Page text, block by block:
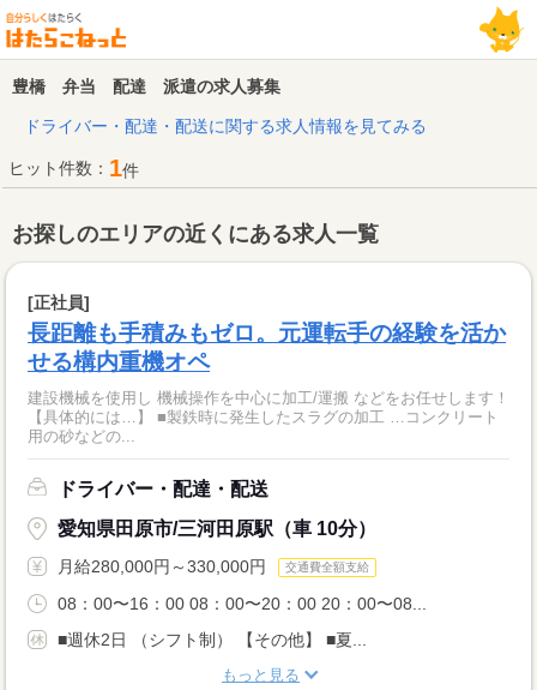
豊橋 弁当 配達 派遣の求人募集
ドライバー・配達・配送に関する求人情報を見てみる
ヒット件数： 1件
お探しのエリアの近くにある求人一覧
[正社員]
長距離も手積みもゼロ。元運転手の経験を活か
せる構内重機オペ
建設機械を使用し 機械操作を中心に加工/運搬 などをお任せします！
【具体的には…】 ■製鉄時に発生したスラグの加工 …コンクリート
用の砂などの...
ドライバー・配達・配送
愛知県田原市/三河田原駅（車 10分）
月給280,000円～330,000円 交通費全額支給
08：00〜16：00 08：00〜20：00 20：00〜08...
■週休2日 （シフト制） 【その他】 ■夏...
もっと見る